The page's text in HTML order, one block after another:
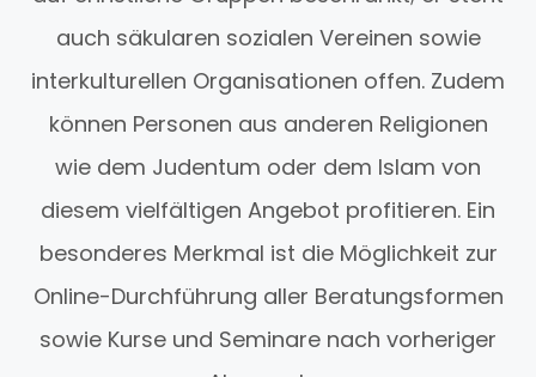
auch säkularen sozialen Vereinen sowie
interkulturellen Organisationen offen. Zudem
können Personen aus anderen Religionen
wie dem Judentum oder dem Islam von
diesem vielfältigen Angebot profitieren. Ein
besonderes Merkmal ist die Möglichkeit zur
Online-Durchführung aller Beratungsformen
sowie Kurse und Seminare nach vorheriger